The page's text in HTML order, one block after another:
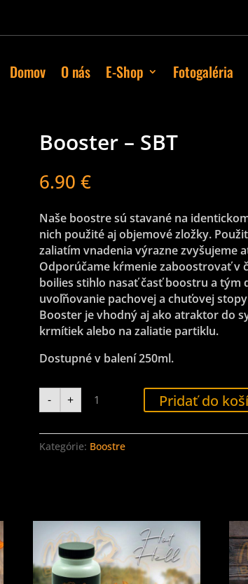
Domov O nás E-Shop Fotogaléria
Booster – SBT
6.90 €
Naše boostre sú stavané na
nich použité aj objemové zložky.
zaliatím vnadenia výrazne zvyšujeme
Odporúčame kŕmenie zaboostrovať v
boilies stihlo nasať časť boostru a tým
uvoľňovanie pachovej a chuťovej
Booster je vhodný aj ako atraktor do
krmítiek alebo na zaliatie partiklu.
Dostupné v balení 250ml.
-
množstvo
Booster
-
+ Pridať do
Kategórie: Boostre